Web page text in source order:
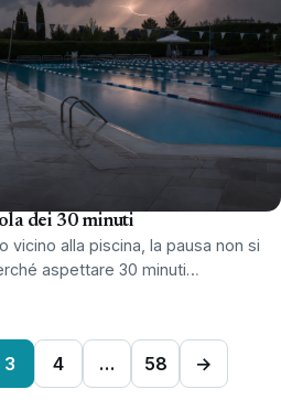
dei 30 minuti
vicino alla piscina, la pausa non si
aspettare 30 minuti…
3 4 … 58 →